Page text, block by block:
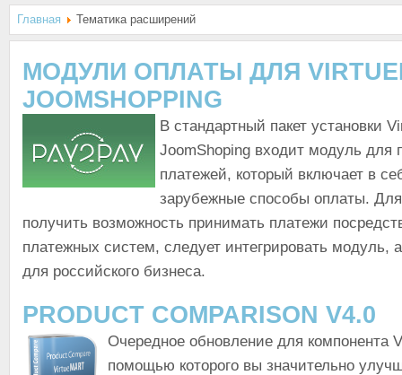
Главная Тематика расширений
МОДУЛИ ОПЛАТЫ ДЛЯ
JOOMSHOPPING
В стандартный пакет установки
JoomShoping входит модуль для
платежей, который включает в
зарубежные способы оплаты.
получить возможность принимать платежи
платежных систем, следует интегрировать модуль,
для российского бизнеса.
PRODUCT COMPARISON V4.0
Очередное обновление для компонента
помощью которого вы значительно